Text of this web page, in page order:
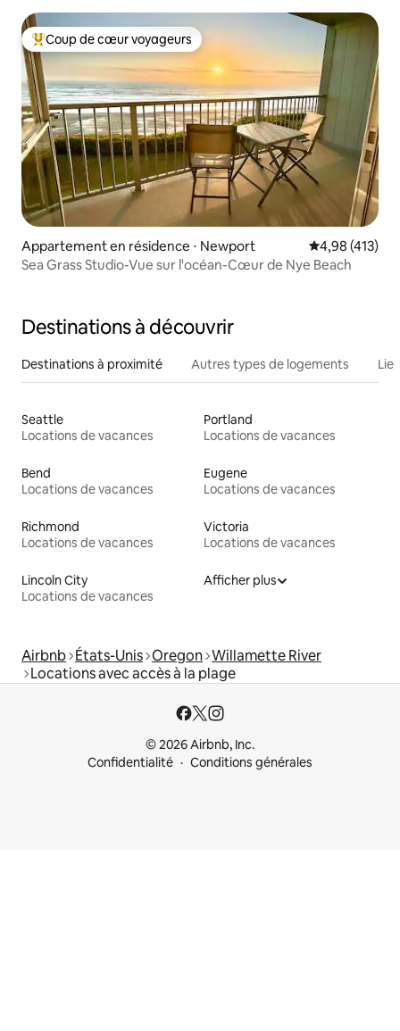
Coups de cœur voyageurs les plus appréciés
Coup de cœur voyageurs
Appartement en résidence ⋅ Newport Évaluation
4,98 (413)
Sea Grass Studio-Vue sur l'océan-Cœur de Nye Beach
Destinations à découvrir
Destinations à proximité Autres types de logements
Seattle
Locations de vacances
Portland
Locations de vacances
Bend
Locations de vacances
Eugene
Locations de vacances
Richmond
Locations de vacances
Victoria
Locations de vacances
Lincoln City
Locations de vacances
Afficher plus
Airbnb États-Unis Oregon Willamette River
Locations avec accès à la plage
© 2026 Airbnb, Inc.
Confidentialité
Conditions générales